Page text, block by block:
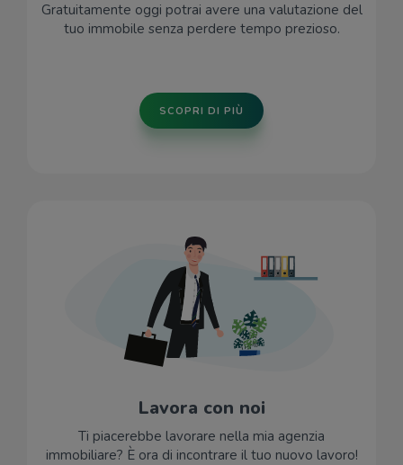
Gratuitamente oggi potrai avere una valutazione del
tuo immobile senza perdere tempo prezioso.
SCOPRI DI PIÙ
Lavora con noi
Ti piacerebbe lavorare nella mia agenzia
immobiliare? È ora di incontrare il tuo nuovo lavoro!